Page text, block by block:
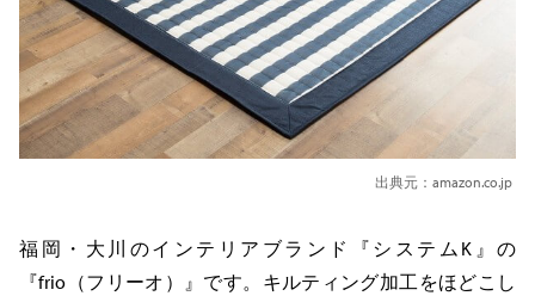
出典元：amazon.co.jp
福岡・大川のインテリアブランド『システムK』の
『frio（フリーオ）』です。キルティング加工をほどこし